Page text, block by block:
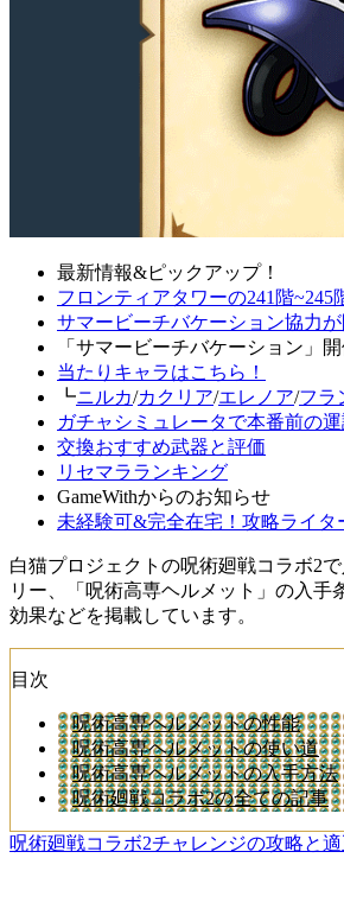
最新情報&ピックアップ！
フロンティアタワーの241階~245
サマービーチバケーション協力が
「サマービーチバケーション」開
当たりキャラはこちら！
┗ニルカ/カクリア/エレノア/フラ
ガチャシミュレータで本番前の運
交換おすすめ武器と評価
リセマラランキング
GameWithからのお知らせ
未経験可&完全在宅！攻略ライタ
白猫プロジェクトの呪術廻戦コラボ2
リー、「呪術高専ヘルメット」の入手
効果などを掲載しています。
目次
呪術高専ヘルメットの性能
呪術高専ヘルメットの使い道
呪術高専ヘルメットの入手方法
呪術廻戦コラボ2の全ての記事
呪術廻戦コラボ2チャレンジの攻略と